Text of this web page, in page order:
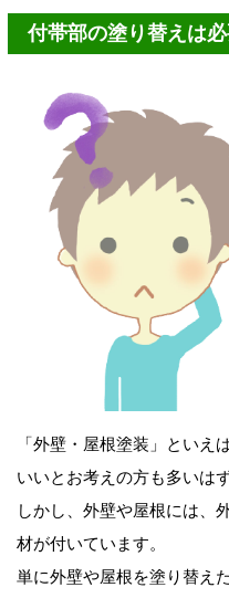
付帯部の塗り替えは必
「外壁・屋根塗装 」といえ
いいとお考えの方も多いはず
しかし、外壁や屋根には、
材が付いています。
単に外壁や屋根を塗り替え